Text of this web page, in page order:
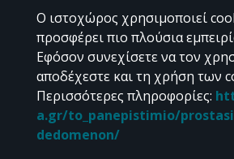
Διδακτορικές διατριβές &
Προφίλ
CC BY-
Εκτός αν αναφέρεται διαφορετικά, το υλικό
Ο ιστοχώρος χρησιμοποιεί
προσφέρει πιο πλούσια
Εφόσον συνεχίσετε να τον
αποδέχεστε και τη χρήση των
Περισσότερες πληροφορίες:
a.gr/to_panepistimio/
dedomenon/